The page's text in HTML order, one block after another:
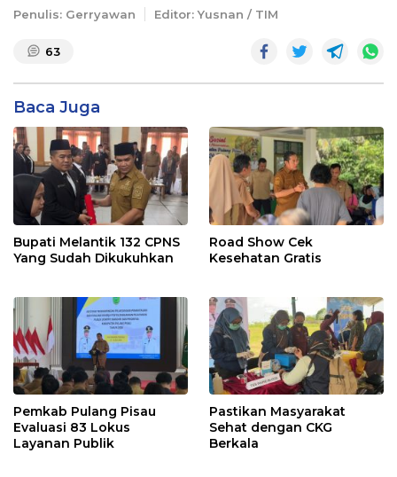
Penulis: Gerryawan Editor: Yusnan / TIM
63
Baca Juga
Bupati Melantik 132 CPNS
Yang Sudah Dikukuhkan
Road Show Cek
Kesehatan Gratis
Pemkab Pulang Pisau
Evaluasi 83 Lokus
Layanan Publik
Pastikan Masyarakat
Sehat dengan CKG
Berkala